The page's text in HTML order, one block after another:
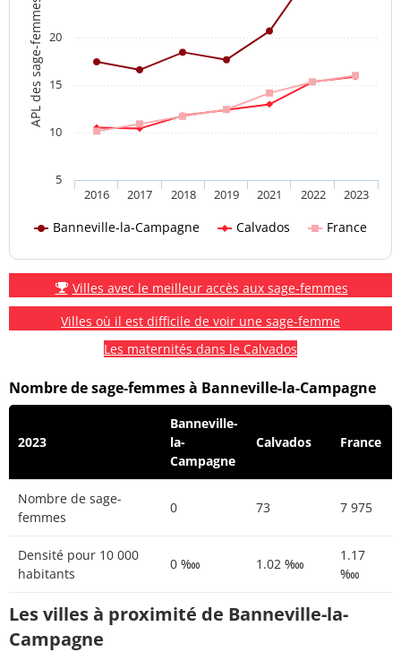
APL des sage-femmes
Banneville-la-Campagne Calvados France
2016 2017 2018 2019 2021 2022 2023
5
10
15
20
Villes avec le meilleur accès aux sage-femmes
Villes où il est difficile de voir une sage-femme
Les maternités dans le Calvados
Nombre de sage-femmes à Banneville-la-Campagne
2023
Banneville-
la-
Campagne
Calvados France
Nombre de sage-
femmes
0 73 7 975
Densité pour 10 000
habitants
0 ‱ 1.02 ‱
1.17
‱
Les villes à proximité de Banneville-la-
Campagne